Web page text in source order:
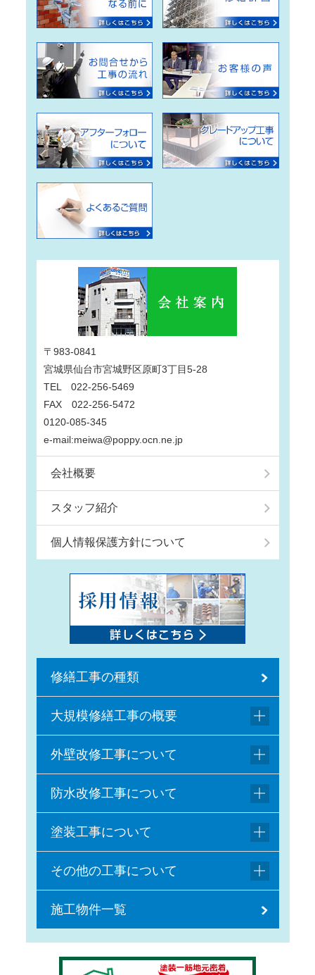
〒983-0841
宮城県仙台市宮城野区原町3丁目5-28
TEL 022-256-5469
FAX 022-256-5472
0120-085-345
e-mail:meiwa@poppy.ocn.ne.jp
会社概要
スタッフ紹介
個人情報保護方針について
修繕工事の種類
大規模修繕工事の概要
外壁改修工事について
防水改修工事について
塗装工事について
その他の工事について
施工物件一覧